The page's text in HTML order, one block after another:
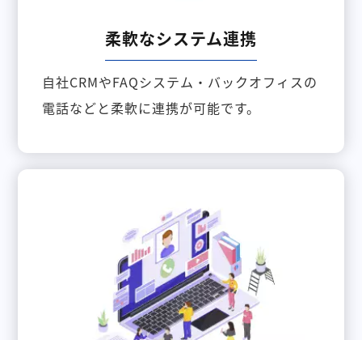
柔軟なシステム連携
自社CRMやFAQシステム・バックオフィスの
電話などと柔軟に連携が可能です。